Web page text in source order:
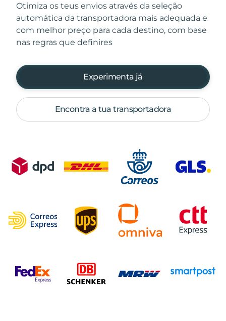
Otimiza os teus envios através da seleção
automática da transportadora mais adequada e
com melhor preço para cada destino, com base
nas regras que definires
Experimenta já
Encontra a tua transportadora